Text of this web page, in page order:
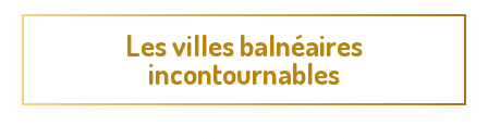
Les villes balnéaires
incontournables